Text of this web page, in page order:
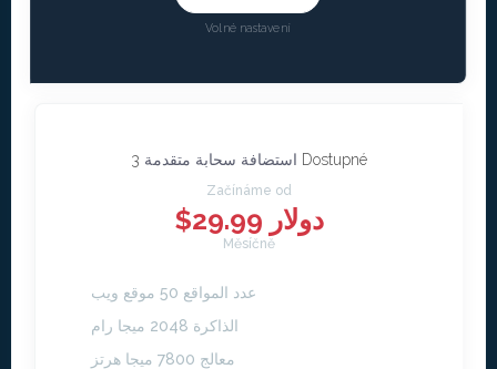
Volné nastavení
استضافة سحابة متقدمة 3 Dostupné
Začínáme od
$29.99 دولار
Měsíčně
عدد المواقع 50 موقع ويب
الذاكرة 2048 ميجا رام
معالج 7800 ميجا هرتز